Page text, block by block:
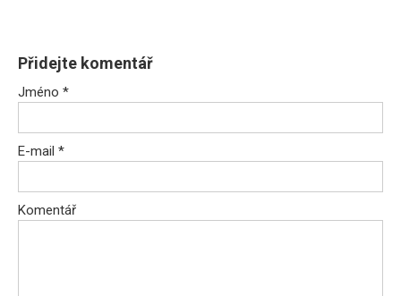
Přidejte komentář
Jméno *
E-mail *
Komentář